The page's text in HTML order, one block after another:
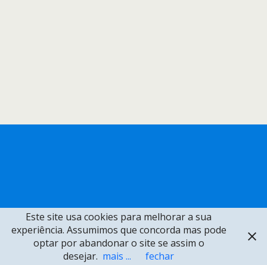
Este site usa cookies para melhorar a sua
experiência. Assumimos que concorda mas pode
optar por abandonar o site se assim o
desejar. mais ... fechar